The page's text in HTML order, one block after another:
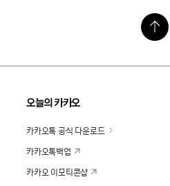
오늘의 카카오
카카오톡 공식 다운로드
카카오톡백업
카카오 이모티콘샵